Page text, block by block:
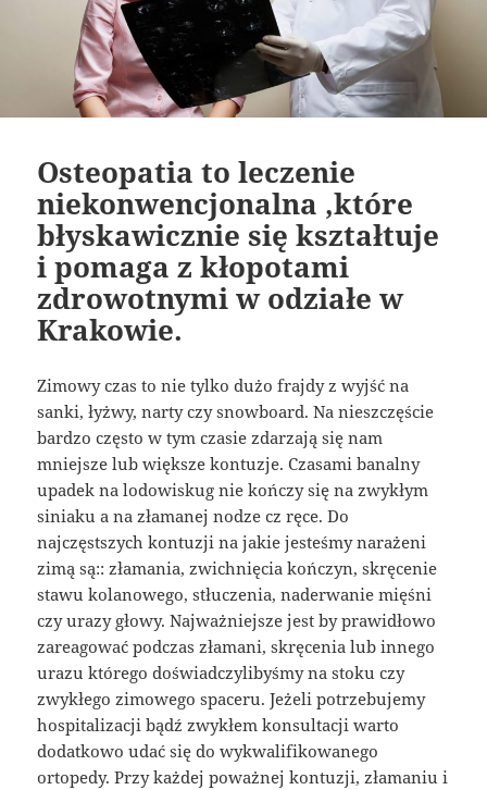
Osteopatia to leczenie
niekonwencjonalna ,które
błyskawicznie się kształtuje
i pomaga z kłopotami
zdrowotnymi w odziałe w
Krakowie.
Zimowy czas to nie tylko dużo frajdy z wyjść na
sanki, łyżwy, narty czy snowboard. Na nieszczęście
bardzo często w tym czasie zdarzają się nam
mniejsze lub większe kontuzje. Czasami banalny
upadek na lodowiskug nie kończy się na zwykłym
siniaku a na złamanej nodze cz ręce. Do
najczęstszych kontuzji na jakie jesteśmy narażeni
zimą są:: złamania, zwichnięcia kończyn, skręcenie
stawu kolanowego, stłuczenia, naderwanie mięśni
czy urazy głowy. Najważniejsze jest by prawidłowo
zareagować podczas złamani, skręcenia lub innego
urazu którego doświadczylibyśmy na stoku czy
zwykłego zimowego spaceru. Jeżeli potrzebujemy
hospitalizacji bądź zwykłem konsultacji warto
dodatkowo udać się do wykwalifikowanego
ortopedy. Przy każdej poważnej kontuzji, złamaniu i